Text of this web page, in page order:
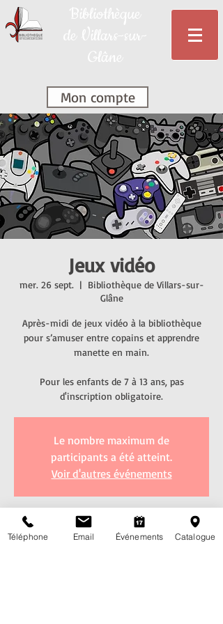
Mon compte
Jeux vidéo
mer. 26 sept.
  |
Bibliothèque de Villars-sur-
Glâne
Après-midi de jeux vidéo à la bibliothèque
pour s’amuser entre copains et apprendre
manette en main.
Pour les enfants de 7 à 13 ans, pas
d'inscription obligatoire.
Le nombre maximum de
participants a été atteint.
Voir d'autres événements
Heure et lieu
Téléphone Email Événements Catalogue